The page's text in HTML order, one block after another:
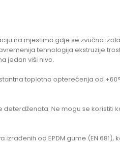
na mjestima gdje se zvučna
tehnologija ekstruzije
jedan viši nivo.
toplotna opterećenja od
deterdženata. Ne mogu se
od EPDM gume (EN 681),